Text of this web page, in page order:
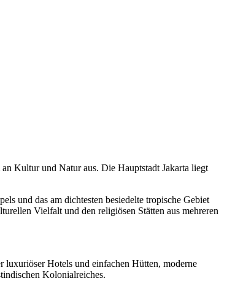
Kultur und Natur aus. Die Hauptstadt Jakarta liegt
und das am dichtesten besiedelte tropische Gebiet
Vielfalt und den religiösen Stätten aus mehreren
luxuriöser Hotels und einfachen Hütten, moderne
Kolonialreiches.